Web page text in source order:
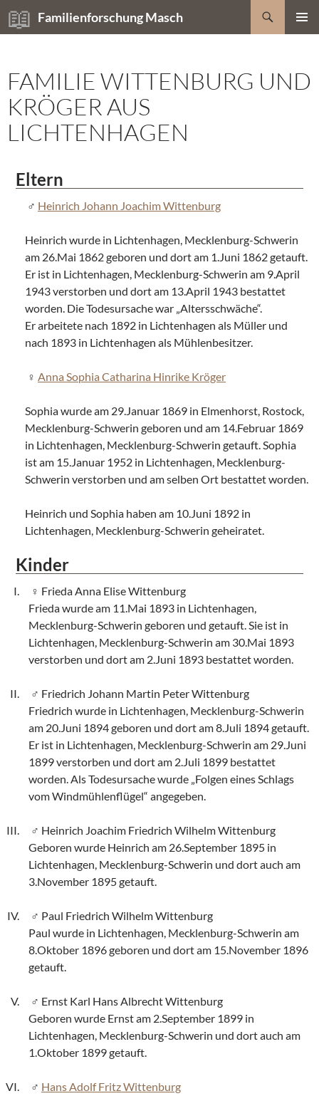
Zum
Inhalt
Familienforschung Masch
Suchen
FAMILIE WITTENBURG UND
KRÖGER AUS
LICHTENHAGEN
Eltern
Heinrich Johann Joachim Wittenburg
Heinrich wurde in Lichtenhagen, Mecklenburg-Schwerin
am 26.Mai 1862 geboren und dort am 1.Juni 1862 getauft.
Er ist in Lichtenhagen, Mecklenburg-Schwerin am 9.April
1943 verstorben und dort am 13.April 1943 bestattet
worden. Die Todesursache war „Altersschwäche“.
Er arbeitete nach 1892 in Lichtenhagen als Müller und
nach 1893 in Lichtenhagen als Mühlenbesitzer.
Anna Sophia Catharina Hinrike Kröger
Sophia wurde am 29.Januar 1869 in Elmenhorst, Rostock,
Mecklenburg-Schwerin geboren und am 14.Februar 1869
in Lichtenhagen, Mecklenburg-Schwerin getauft. Sophia
ist am 15.Januar 1952 in Lichtenhagen, Mecklenburg-
Schwerin verstorben und am selben Ort bestattet worden.
Heinrich und Sophia haben am 10.Juni 1892 in
Lichtenhagen, Mecklenburg-Schwerin geheiratet.
Kinder
Frieda Anna Elise Wittenburg
Frieda wurde am 11.Mai 1893 in Lichtenhagen,
Mecklenburg-Schwerin geboren und getauft. Sie ist in
Lichtenhagen, Mecklenburg-Schwerin am 30.Mai 1893
verstorben und dort am 2.Juni 1893 bestattet worden.
Friedrich Johann Martin Peter Wittenburg
Friedrich wurde in Lichtenhagen, Mecklenburg-Schwerin
am 20.Juni 1894 geboren und dort am 8.Juli 1894 getauft.
Er ist in Lichtenhagen, Mecklenburg-Schwerin am 29.Juni
1899 verstorben und dort am 2.Juli 1899 bestattet
worden. Als Todesursache wurde „Folgen eines Schlags
vom Windmühlenflügel“ angegeben.
Heinrich Joachim Friedrich Wilhelm Wittenburg
Geboren wurde Heinrich am 26.September 1895 in
Lichtenhagen, Mecklenburg-Schwerin und dort auch am
3.November 1895 getauft.
Paul Friedrich Wilhelm Wittenburg
Paul wurde in Lichtenhagen, Mecklenburg-Schwerin am
8.Oktober 1896 geboren und dort am 15.November 1896
getauft.
Ernst Karl Hans Albrecht Wittenburg
Geboren wurde Ernst am 2.September 1899 in
Lichtenhagen, Mecklenburg-Schwerin und dort auch am
1.Oktober 1899 getauft.
Hans Adolf Fritz Wittenburg